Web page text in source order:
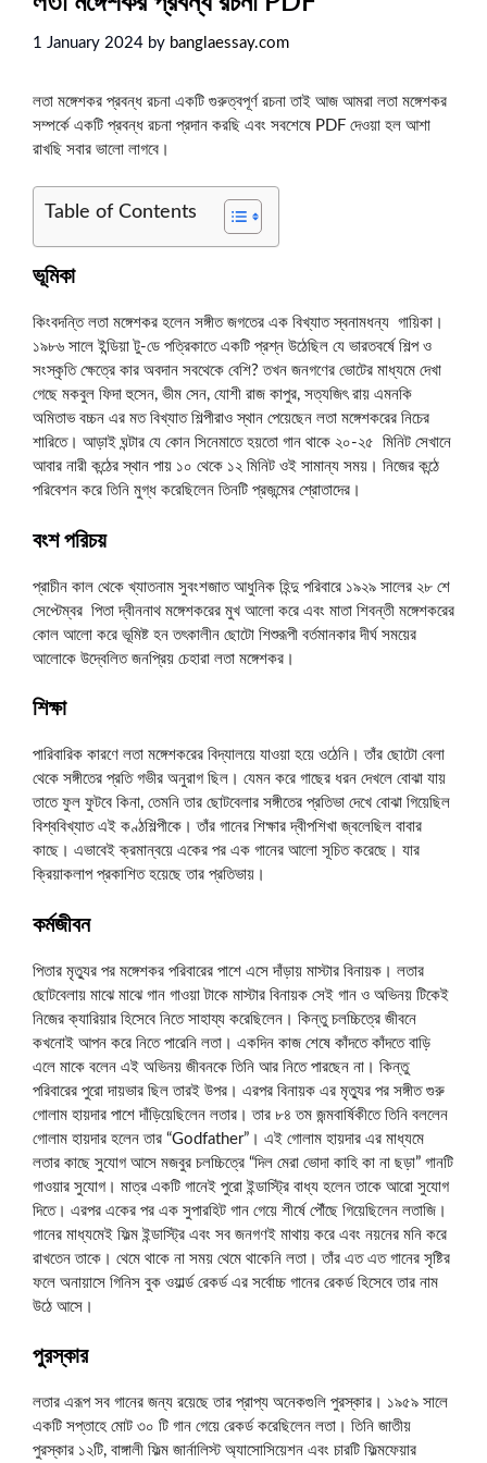
1 January 2024 by banglaessay.com
লতা মঙ্গেশকর প্রবন্ধ রচনা একটি গুরুত্বপূর্ণ রচনা তাই আজ আমরা লতা মঙ্গেশকর
সম্পর্কে একটি প্রবন্ধ রচনা প্রদান করছি এবং সবশেষে PDF দেওয়া হল আশা
রাখছি সবার ভালো লাগবে।
Table of Contents
ভূমিকা
কিংবদন্তি লতা মঙ্গেশকর হলেন সঙ্গীত জগতের এক বিখ্যাত স্বনামধন্য গায়িকা।
১৯৮৬ সালে ইন্ডিয়া টু-ডে পত্রিকাতে একটি প্রশ্ন উঠেছিল যে ভারতবর্ষে শিল্প ও
সংস্কৃতি ক্ষেত্রে কার অবদান সবথেকে বেশি? তখন জনগণের ভোটের মাধ্যমে দেখা
গেছে মকবুল ফিদা হুসেন, ভীম সেন, যোশী রাজ কাপুর, সত্যজিৎ রায় এমনকি
অমিতাভ বচ্চন এর মত বিখ্যাত শিল্পীরাও স্থান পেয়েছেন লতা মঙ্গেশকরের নিচের
শারিতে। আড়াই ঘন্টার যে কোন সিনেমাতে হয়তো গান থাকে ২০-২৫ মিনিট সেখানে
আবার নারী কন্ঠের স্থান পায় ১০ থেকে ১২ মিনিট ওই সামান্য সময়। নিজের কন্ঠে
পরিবেশন করে তিনি মুগ্ধ করেছিলেন তিনটি প্রজন্মের শ্রোতাদের।
বংশ পরিচয়
প্রাচীন কাল থেকে খ্যাতনাম সুবংশজাত আধুনিক হিন্দু পরিবারে ১৯২৯ সালের ২৮ শে
সেপ্টেম্বর পিতা দ্বীননাথ মঙ্গেশকরের মুখ আলো করে এবং মাতা শিবন্তী মঙ্গেশকরের
কোল আলো করে ভূমিষ্ট হন তৎকালীন ছোটো শিশুরূপী বর্তমানকার দীর্ঘ সময়ের
আলোকে উদ্বেলিত জনপ্রিয় চেহারা লতা মঙ্গেশকর।
শিক্ষা
পারিবারিক কারণে লতা মঙ্গেশকরের বিদ্যালয়ে যাওয়া হয়ে ওঠেনি। তাঁর ছোটো বেলা
থেকে সঙ্গীতের প্রতি গভীর অনুরাগ ছিল। যেমন করে গাছের ধরন দেখলে বোঝা যায়
তাতে ফুল ফুটবে কিনা, তেমনি তার ছোটবেলার সঙ্গীতের প্রতিভা দেখে বোঝা গিয়েছিল
বিশ্ববিখ্যাত এই কণ্ঠশিল্পীকে। তাঁর গানের শিক্ষার দ্বীপশিখা জ্বলেছিল বাবার
কাছে। এভাবেই ক্রমান্বয়ে একের পর এক গানের আলো সূচিত করেছে। যার
ক্রিয়াকলাপ প্রকাশিত হয়েছে তার প্রতিভায়।
কর্মজীবন
পিতার মৃত্যুর পর মঙ্গেশকর পরিবারের পাশে এসে দাঁড়ায় মাস্টার বিনায়ক। লতার
ছোটবেলায় মাঝে মাঝে গান গাওয়া টাকে মাস্টার বিনায়ক সেই গান ও অভিনয় টিকেই
নিজের ক্যারিয়ার হিসেবে নিতে সাহায্য করেছিলেন। কিন্তু চলচ্চিত্রে জীবনে
কখনোই আপন করে নিতে পারেনি লতা। একদিন কাজ শেষে কাঁদতে কাঁদতে বাড়ি
এলে মাকে বলেন এই অভিনয় জীবনকে তিনি আর নিতে পারছেন না। কিন্তু
পরিবারের পুরো দায়ভার ছিল তারই উপর। এরপর বিনায়ক এর মৃত্যুর পর সঙ্গীত গুরু
গোলাম হায়দার পাশে দাঁড়িয়েছিলেন লতার। তার ৮৪ তম জন্মবার্ষিকীতে তিনি বললেন
গোলাম হায়দার হলেন তার “Godfather”। এই গোলাম হায়দার এর মাধ্যমে
লতার কাছে সুযোগ আসে মজবুর চলচ্চিত্রে “দিল মেরা ভোদা কাহি কা না ছড়া” গানটি
গাওয়ার সুযোগ। মাত্র একটি গানেই পুরো ইন্ডাস্ট্রি বাধ্য হলেন তাকে আরো সুযোগ
দিতে। এরপর একের পর এক সুপারহিট গান গেয়ে শীর্ষে পৌঁছে গিয়েছিলেন লতাজি।
গানের মাধ্যমেই ফিল্ম ইন্ডাস্ট্রি এবং সব জনগণই মাথায় করে এবং নয়নের মনি করে
রাখতেন তাকে। থেমে থাকে না সময় থেমে থাকেনি লতা। তাঁর এত এত গানের সৃষ্টির
ফলে অনায়াসে গিনিস বুক ওয়ার্ল্ড রেকর্ড এর সর্বোচ্চ গানের রেকর্ড হিসেবে তার নাম
উঠে আসে।
পুরস্কার
লতার এরূপ সব গানের জন্য রয়েছে তার প্রাপ্য অনেকগুলি পুরস্কার। ১৯৫৯ সালে
একটি সপ্তাহে মোট ৩০ টি গান গেয়ে রেকর্ড করেছিলেন লতা। তিনি জাতীয়
পুরস্কার ১২টি, বাঙ্গালী ফিল্ম জার্নালিস্ট অ্যাসোসিয়েশন এবং চারটি ফিল্মফেয়ার